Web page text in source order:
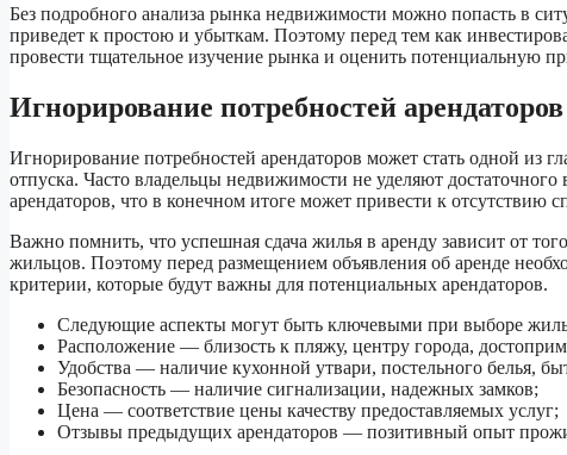
Без подробного анализа рынка недвижимости можно попасть в
приведет к простою и убыткам. Поэтому перед тем как
провести тщательное изучение рынка и оценить потенциальную
Игнорирование потребностей арендаторов
Игнорирование потребностей арендаторов может стать одной из
отпуска. Часто владельцы недвижимости не уделяют
арендаторов, что в конечном итоге может привести к отсутствию
Важно помнить, что успешная сдача жилья в аренду зависит от
жильцов. Поэтому перед размещением объявления об аренде
критерии, которые будут важны для потенциальных арендаторов.
Следующие аспекты могут быть ключевыми при выборе
Расположение — близость к пляжу, центру города,
Удобства — наличие кухонной утвари, постельного белья,
Безопасность — наличие сигнализации, надежных замков;
Цена — соответствие цены качеству предоставляемых услуг;
Отзывы предыдущих арендаторов — позитивный опыт